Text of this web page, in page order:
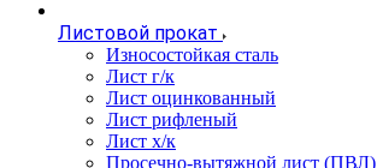
Листовой прокат
Износостойкая сталь
Лист г/к
Лист оцинкованный
Лист рифленый
Лист х/к
Просечно-вытяжной лист (ПВЛ)